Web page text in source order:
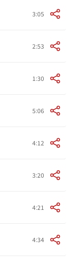
3:05
2:53
1:30
5:06
4:12
3:20
4:21
4:34